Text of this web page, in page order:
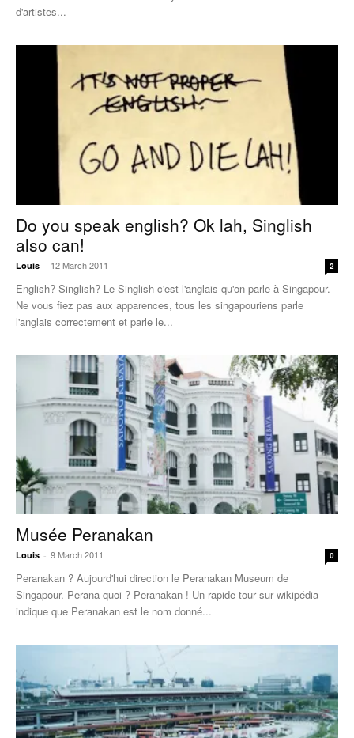
d'artistes...
Do you speak english? Ok lah, Singlish
also can!
Louis - 12 March 2011 2
English? Singlish? Le Singlish c'est l'anglais qu'on parle à Singapour.
Ne vous fiez pas aux apparences, tous les singapouriens parle
l'anglais correctement et parle le...
Musée Peranakan
Louis - 9 March 2011 0
Peranakan ? Aujourd'hui direction le Peranakan Museum de
Singapour. Perana quoi ? Peranakan ! Un rapide tour sur wikipédia
indique que Peranakan est le nom donné...